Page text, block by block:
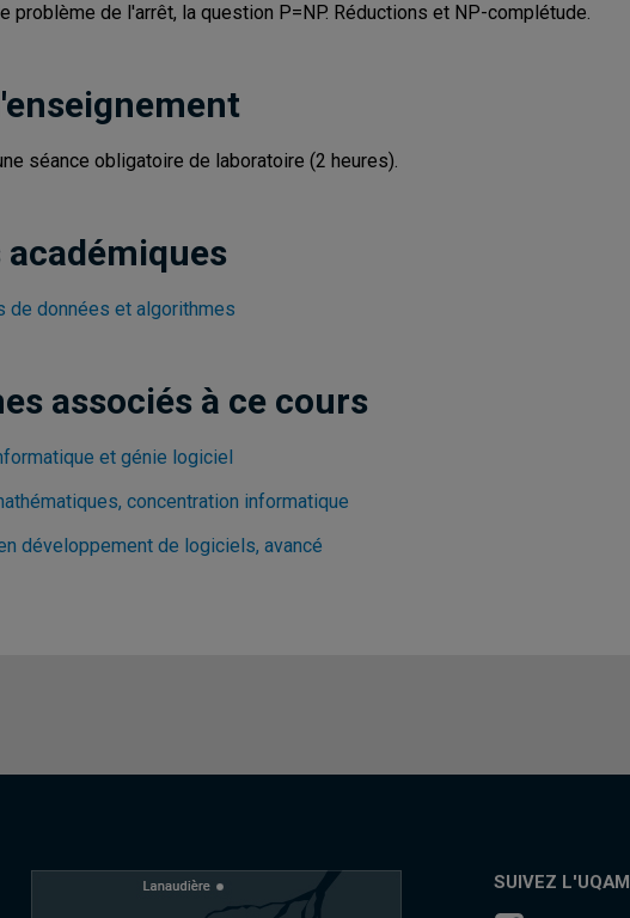
problème de l'arrêt, la question P=NP. Réductions et NP-complétude.
séance obligatoire de laboratoire (2 heures).
académiques
de données et algorithmes
associés à ce cours
et génie logiciel
concentration informatique
développement de logiciels, avancé
SUIVEZ L'UQAM